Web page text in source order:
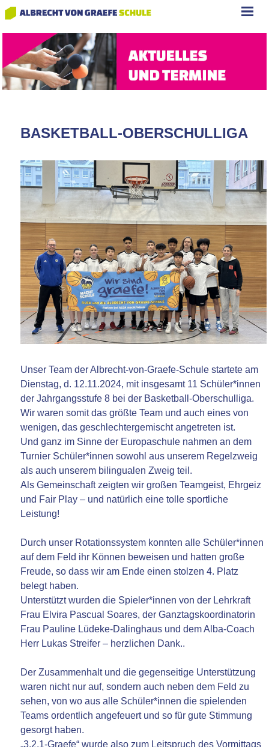
BASKETBALL-OBERSCHULLIGA
Unser Team der Albrecht-von-Graefe-Schule startete am
Dienstag, d. 12.11.2024, mit insgesamt 11 Schüler*innen
der Jahrgangsstufe 8 bei der Basketball-Oberschulliga.
Wir waren somit das größte Team und auch eines von
wenigen, das geschlechtergemischt angetreten ist.
Und ganz im Sinne der Europaschule nahmen an dem
Turnier Schüler*innen sowohl aus unserem Regelzweig
als auch unserem bilingualen Zweig teil.
Als Gemeinschaft zeigten wir großen Teamgeist, Ehrgeiz
und Fair Play – und natürlich eine tolle sportliche
Leistung!
Durch unser Rotationssystem konnten alle Schüler*innen
auf dem Feld ihr Können beweisen und hatten große
Freude, so dass wir am Ende einen stolzen 4. Platz
belegt haben.
Unterstützt wurden die Spieler*innen von der Lehrkraft
Frau Elvira Pascual Soares, der Ganztagskoordinatorin
Frau Pauline Lüdeke-Dalinghaus und dem Alba-Coach
Herr Lukas Streifer – herzlichen Dank..
Der Zusammenhalt und die gegenseitige Unterstützung
waren nicht nur auf, sondern auch neben dem Feld zu
sehen, von wo aus alle Schüler*innen die spielenden
Teams ordentlich angefeuert und so für gute Stimmung
gesorgt haben.
„3,2,1-Graefe“ wurde also zum Leitspruch des Vormittags